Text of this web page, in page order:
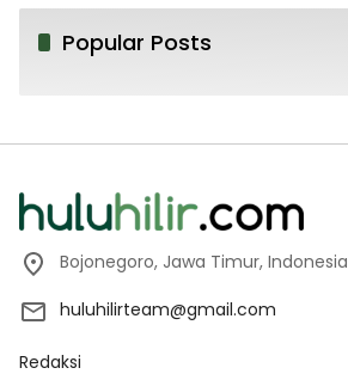
Popular Posts
Bojonegoro, Jawa Timur, Indonesia
huluhilirteam@gmail.com
Redaksi